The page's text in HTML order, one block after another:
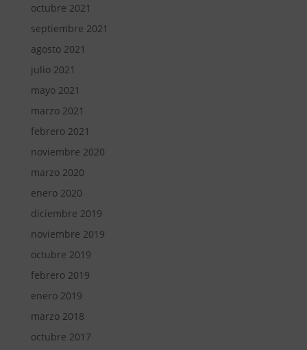
octubre 2021
septiembre 2021
agosto 2021
julio 2021
mayo 2021
marzo 2021
febrero 2021
noviembre 2020
marzo 2020
enero 2020
diciembre 2019
noviembre 2019
octubre 2019
febrero 2019
enero 2019
marzo 2018
octubre 2017